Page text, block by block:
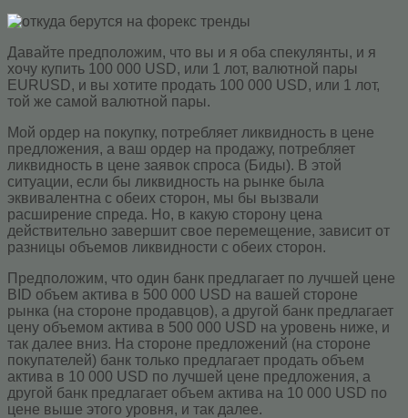
Давайте предположим, что вы и я оба спекулянты, и я
хочу купить 100 000 USD, или 1 лот, валютной пары
EURUSD, и вы хотите продать 100 000 USD, или 1 лот,
той же самой валютной пары.
Мой ордер на покупку, потребляет ликвидность в цене
предложения, а ваш ордер на продажу, потребляет
ликвидность в цене заявок спроса (Биды). В этой
ситуации, если бы ликвидность на рынке была
эквивалентна с обеих сторон, мы бы вызвали
расширение спреда. Но, в какую сторону цена
действительно завершит свое перемещение, зависит от
разницы объемов ликвидности с обеих сторон.
Предположим, что один банк предлагает по лучшей цене
BID объем актива в 500 000 USD на вашей стороне
рынка (на стороне продавцов), а другой банк предлагает
цену объемом актива в 500 000 USD на уровень ниже, и
так далее вниз. На стороне предложений (на стороне
покупателей) банк только предлагает продать объем
актива в 10 000 USD по лучшей цене предложения, а
другой банк предлагает объем актива на 10 000 USD по
цене выше этого уровня, и так далее.